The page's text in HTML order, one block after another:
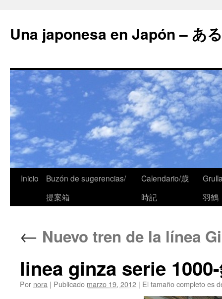
Una japonesa en Japón – あ
Inicio
Buzón de sugerencias/
提案箱
Calendario/歳
時記
羽鶴
← Nuevo tren de la línea
linea ginza serie
Por nora | Publicado marzo 19, 2012 | El tamaño completo es